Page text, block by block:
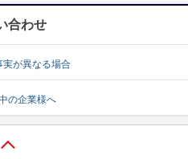
合わせ
実が異なる場合
の企業様へ